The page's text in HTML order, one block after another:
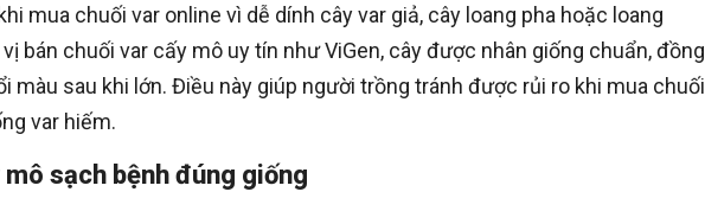
mua chuối var online vì dễ dính cây var giả, cây loang pha hoặc loang
bán chuối var cấy mô uy tín như ViGen, cây được nhân giống chuẩn, đồng
màu sau khi lớn. Điều này giúp người trồng tránh được rủi ro khi mua chuối
var hiếm.
sạch bệnh đúng giống